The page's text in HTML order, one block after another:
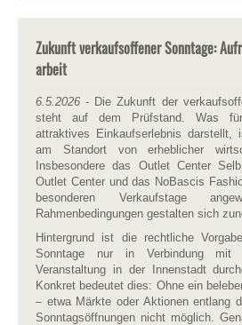
Zukunft verkaufsoffener Sonntage:
arbeit
6.5.2026 - Die Zukunft der
steht auf dem Prüfstand. Was
attraktives Einkaufserlebnis darstellt,
am Standort von erheblicher
Insbesondere das Outlet Center
Outlet Center und das NoBascis
besonderen Verkaufstage
Rahmenbedingungen gestalten sich
Hintergrund ist die rechtliche
Sonntage nur in Verbindung mit
Veranstaltung in der Innenstadt
Konkret bedeutet dies: Ohne ein
– etwa Märkte oder Aktionen entlang
Sonntagsöffnungen nicht möglich.